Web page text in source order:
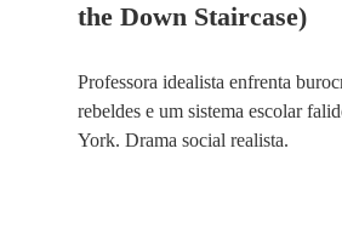
the Down Staircase)
Professora idealista enfrenta
rebeldes e um sistema escolar
York. Drama social realista.